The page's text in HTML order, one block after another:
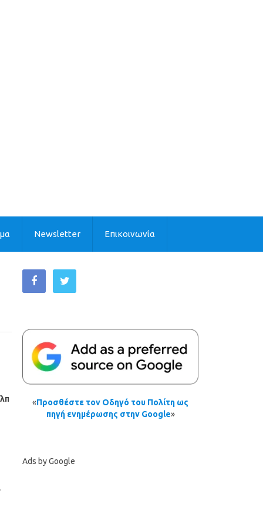
Newsletter Επικοινωνία
«Προσθέστε τον Οδηγό του Πολίτη ως
πηγή ενημέρωσης στην Google»
Ads by Google